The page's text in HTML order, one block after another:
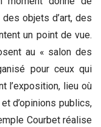
objets d’art, des
un point de vue.
au « salon des
pour ceux qui
l’exposition, lieu où
d’opinions publics,
Courbet réalise